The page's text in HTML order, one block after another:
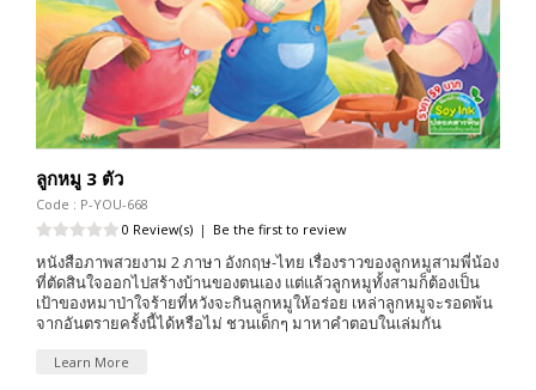
ลูกหมู 3 ตัว
Code : P-YOU-668
0 Review(s) | Be the first to review
หนังสือภาพสวยงาม 2 ภาษา อังกฤษ-ไทย เรื่องราวของลูกหมูสามพี่น้อง
ที่ตัดสินใจออกไปสร้างบ้านของตนเอง แต่แล้วลูกหมูทั้งสามก็ต้องเป็น
เป้าของหมาป่าใจร้ายที่หวังจะกินลูกหมูให้อร่อย เหล่าลูกหมูจะรอดพ้น
จากอันตรายครั้งนี้ได้หรือไม่ ชวนเด็กๆ มาหาคำตอบในเล่มกัน
Learn More